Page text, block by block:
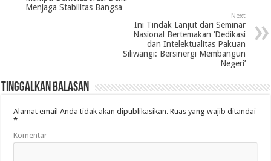
Menjaga Stabilitas Bangsa
Next
Ini Tindak Lanjut dari Seminar
Nasional Bertemakan ‘Dedikasi
dan Intelektualitas Pakuan
Siliwangi: Bersinergi Membangun
Negeri’
Tinggalkan Balasan
Alamat email Anda tidak akan dipublikasikan. Ruas yang wajib ditandai
*
Komentar